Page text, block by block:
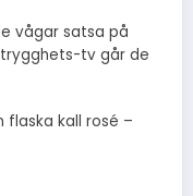
vågar satsa på
tv går de
flaska kall rosé –